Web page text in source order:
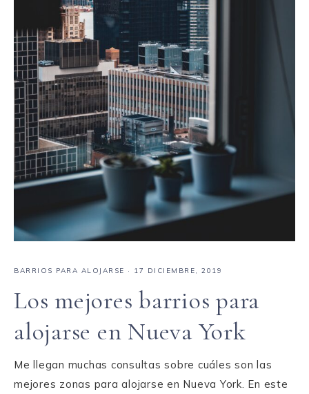
BARRIOS PARA ALOJARSE · 17 DICIEMBRE, 2019
Los mejores barrios para
alojarse en Nueva York
Me llegan muchas consultas sobre cuáles son las
mejores zonas para alojarse en Nueva York. En este